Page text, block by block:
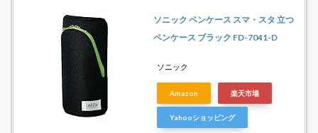
ソニック ペンケース スマ・スタ 立つ
ペンケース ブラック FD-7041-D
ソニック
Amazon 楽天市場
Yahooショッピング